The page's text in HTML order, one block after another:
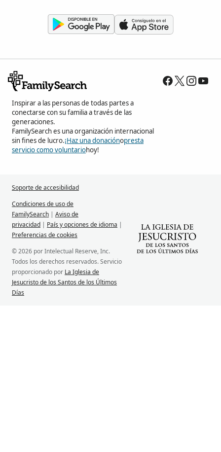
Inspirar a las personas de todas partes a
conectarse con su familia a través de las
generaciones.
FamilySearch es una organización internacional
sin fines de lucro.¡Haz una donaciónopresta
servicio como voluntariohoy!
Soporte de accesibilidad
Condiciones de uso de
FamilySearch | Aviso de
privacidad | País y opciones de idioma |
Preferencias de cookies
© 2026 por Intelectual Reserve, Inc.
Todos los derechos reservados. Servicio
proporcionado por La Iglesia de
Jesucristo de los Santos de los Últimos
Días